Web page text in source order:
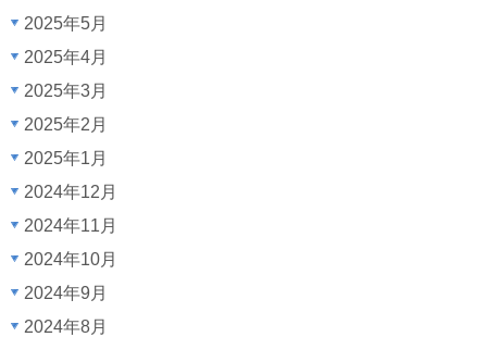
2025年5月
2025年4月
2025年3月
2025年2月
2025年1月
2024年12月
2024年11月
2024年10月
2024年9月
2024年8月